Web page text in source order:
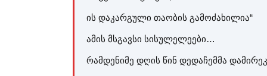
ის დაკარგული თაობის გამოძახილია“
ამის მსგავსი სისულელეები…
რამდენიმე დღის წინ დედაჩემმა